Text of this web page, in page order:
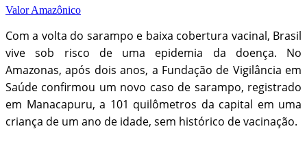
Valor Amazônico
Com a volta do sarampo e baixa cobertura vacinal, Brasil
vive sob risco de uma epidemia da doença. No
Amazonas, após dois anos, a Fundação de Vigilância em
Saúde confirmou um novo caso de sarampo, registrado
em Manacapuru, a 101 quilômetros da capital em uma
criança de um ano de idade, sem histórico de vacinação.